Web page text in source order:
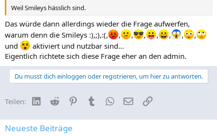
Weil Smileys hässlich sind.
Das würde dann allerdings wieder die Frage aufwerfen,
warum denn die Smileys :),;),:(,
, , , , , ,
,
und
aktiviert und nutzbar sind...
Eigentlich richtete sich diese Frage eher an den admin.
Du musst dich einloggen oder registrieren, um hier zu antworten.
Teilen: LinkedIn
Reddit PinterestTumblrWhatsApp
E-MailLink
Neueste Beiträge